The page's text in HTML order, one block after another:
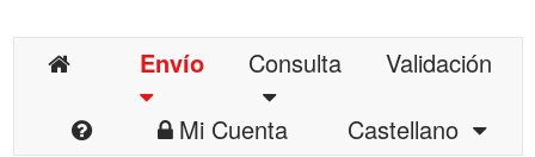
Envío Consulta
Validación
Mi Cuenta
Castellano